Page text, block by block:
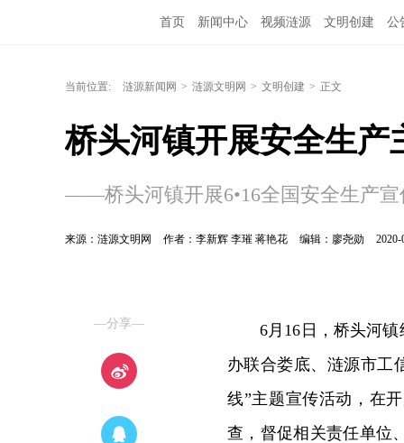
首页 新闻中心 视频涟源 文明创建 公
当前位置: 涟源新闻网 > 涟源文明网 > 文明创建 > 正文
桥头河镇开展安全生产
——桥头河镇开展6•16全国安全生产宣
来源：涟源文明网 作者：李新辉 李璀 蒋艳花 编辑：廖尧勋 2020-
—分享—
6月16日，桥头河
办联合娄底、涟源市工
线”主题宣传活动，在
查，督促相关责任单位